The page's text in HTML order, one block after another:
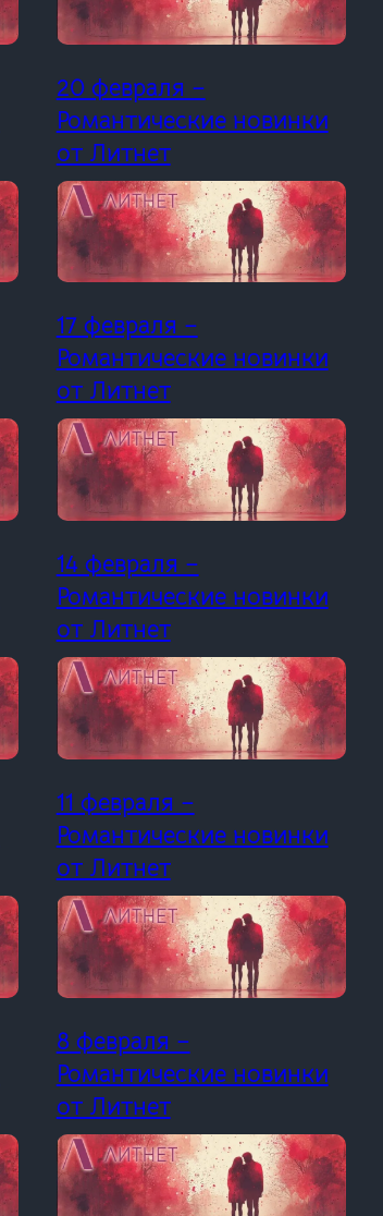
20 февраля –
Романтические новинки
от Литнет
17 февраля –
Романтические новинки
от Литнет
14 февраля –
Романтические новинки
от Литнет
11 февраля –
Романтические новинки
от Литнет
8 февраля –
Романтические новинки
от Литнет